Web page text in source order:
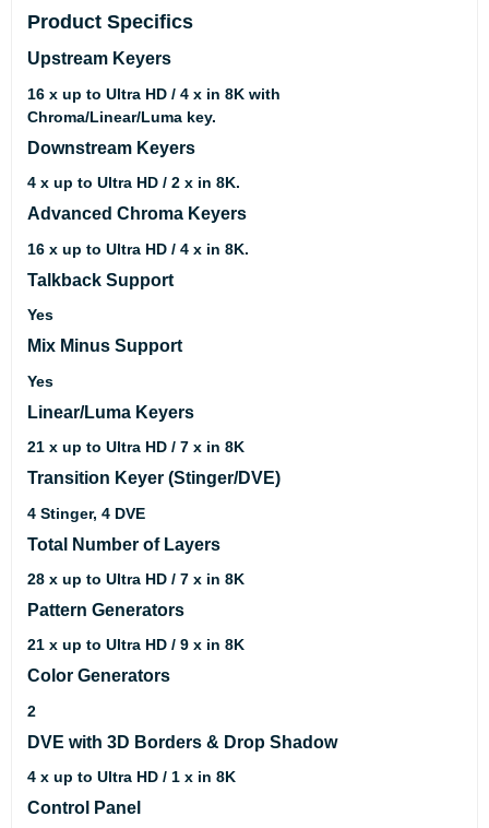
Product Specifics
Upstream Keyers
16 x up to Ultra HD / 4 x in 8K with
Chroma/Linear/Luma key.
Downstream Keyers
4 x up to Ultra HD / 2 x in 8K.
Advanced Chroma Keyers
16 x up to Ultra HD / 4 x in 8K.
Talkback Support
Yes
Mix Minus Support
Yes
Linear/Luma Keyers
21 x up to Ultra HD / 7 x in 8K
Transition Keyer (Stinger/DVE)
4 Stinger, 4 DVE
Total Number of Layers
28 x up to Ultra HD / 7 x in 8K
Pattern Generators
21 x up to Ultra HD / 9 x in 8K
Color Generators
2
DVE with 3D Borders & Drop Shadow
4 x up to Ultra HD / 1 x in 8K
Control Panel